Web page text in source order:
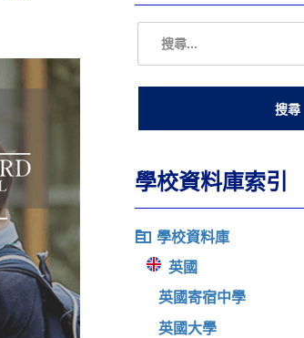
學校資料庫索引
學校資料庫
英國
英國寄宿中學
英國大學